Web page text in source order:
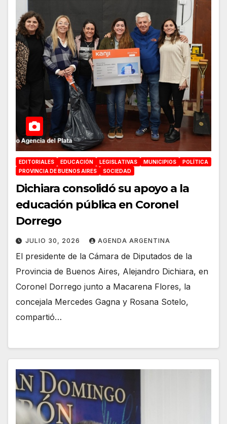
EDITORIALES EDUCACIÓN LEGISLATIVAS MUNICIPIOS
POLÍTICA
PROVINCIA DE BUENOS AIRES
SOCIEDAD
Dichiara consolidó su apoyo a la
educación pública en Coronel
Dorrego
JULIO 30, 2026 AGENDA ARGENTINA
El presidente de la Cámara de Diputados de la
Provincia de Buenos Aires, Alejandro Dichiara, en
Coronel Dorrego junto a Macarena Flores, la
concejala Mercedes Gagna y Rosana Sotelo,
compartió…